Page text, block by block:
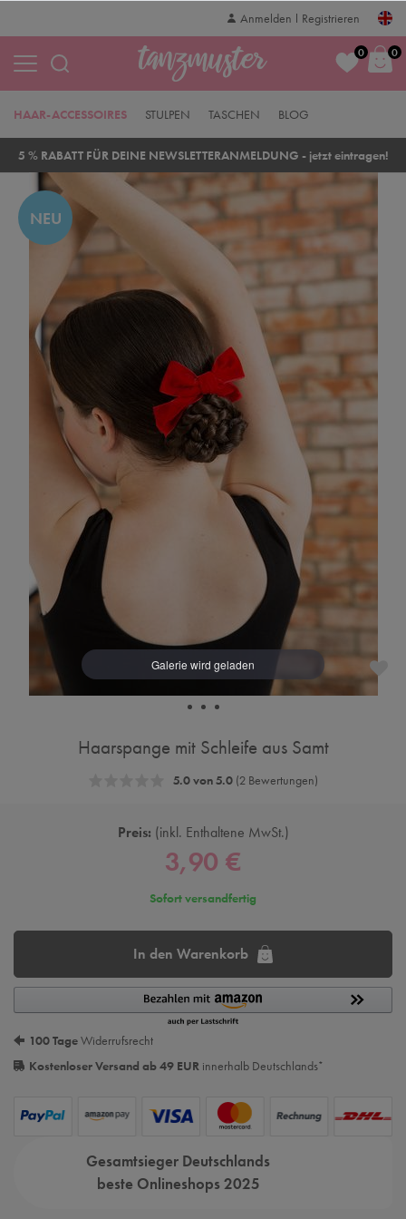
Anmelden Registrieren
0 0
HAAR-ACCESSOIRES STULPEN TASCHEN BLOG
5 % RABATT FÜR DEINE NEWSLETTERANMELDUNG - jetzt eintragen!
NEU
Haarspange mit Schleife aus Samt
5.0 von 5.0(2 Bewertungen)
Preis: inkl. Enthaltene MwSt.
3,90 €
Sofort versandfertig
In den Warenkorb
100 TageWiderrufsrecht
Kostenloser Versand ab 49 EUR innerhalb Deutschlands*
Gesamtsieger Deutschlands
beste Onlineshops 2025